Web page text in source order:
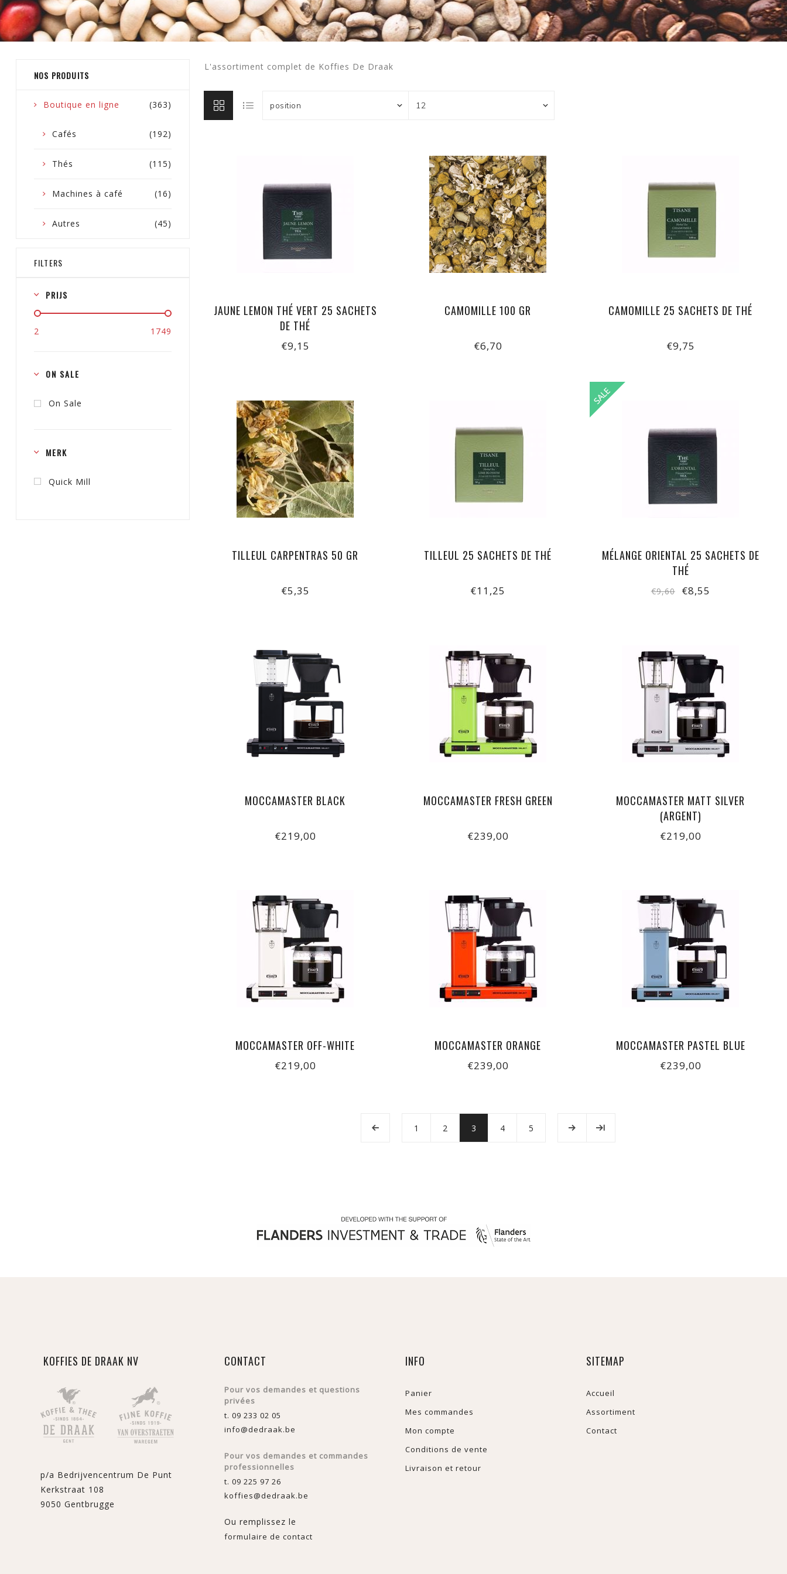
L'assortiment complet de Koffies De Draak
JAUNE LEMON THÉ VERT 25 SACHETS
DE THÉ
€9,15
CAMOMILLE 100 GR
€6,70
CAMOMILLE 25 SACHETS DE THÉ
€9,75
TILLEUL CARPENTRAS 50 GR
€5,35
TILLEUL 25 SACHETS DE THÉ
€11,25
MÉLANGE ORIENTAL 25 SACHETS DE
THÉ
€9,60 €8,55
MOCCAMASTER BLACK
€219,00
MOCCAMASTER FRESH GREEN
€239,00
MOCCAMASTER MATT SILVER
(ARGENT)
€219,00
MOCCAMASTER OFF-WHITE
€219,00
MOCCAMASTER ORANGE
€239,00
MOCCAMASTER PASTEL BLUE
€239,00
1 2 3 4 5
NOS PRODUITS
(363)
Boutique en ligne
(192)
Cafés
(115)
Thés
(16)
Machines à café
(45)
Autres
FILTERS
PRIJS
2 1749
ON SALE
On Sale
MERK
Quick Mill
KOFFIES DE DRAAK NV
p/a Bedrijvencentrum De Punt
Kerkstraat 108
9050 Gentbrugge
CONTACT
Pour vos demandes et questions
privées
t. 09 233 02 05
info@dedraak.be
Pour vos demandes et commandes
professionnelles
t. 09 225 97 26
koffies@dedraak.be
Ou remplissez le
formulaire de contact
INFO
Panier
Mes commandes
Mon compte
Conditions de vente
Livraison et retour
SITEMAP
Accueil
Assortiment
Contact